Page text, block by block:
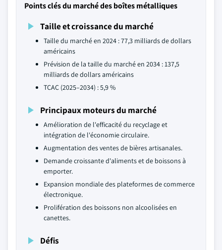
Points clés du marché des boîtes métalliques
Taille et croissance du marché
Taille du marché en 2024 : 77,3 milliards de dollars
américains
Prévision de la taille du marché en 2034 : 137,5
milliards de dollars américains
TCAC (2025–2034) : 5,9 %
Principaux moteurs du marché
Amélioration de l'efficacité du recyclage et
intégration de l'économie circulaire.
Augmentation des ventes de bières artisanales.
Demande croissante d'aliments et de boissons à
emporter.
Expansion mondiale des plateformes de commerce
électronique.
Prolifération des boissons non alcoolisées en
canettes.
Défis